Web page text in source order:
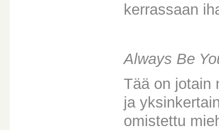
kerrassaan
Always Be
Tää on jotain
ja
omistettu